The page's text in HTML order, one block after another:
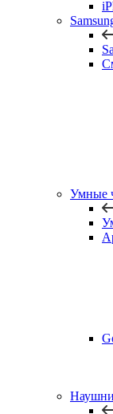
Умные